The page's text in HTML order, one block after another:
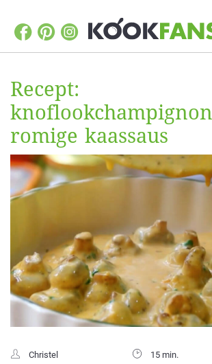
Recept:
romige kaassaus
Christel 15 min.